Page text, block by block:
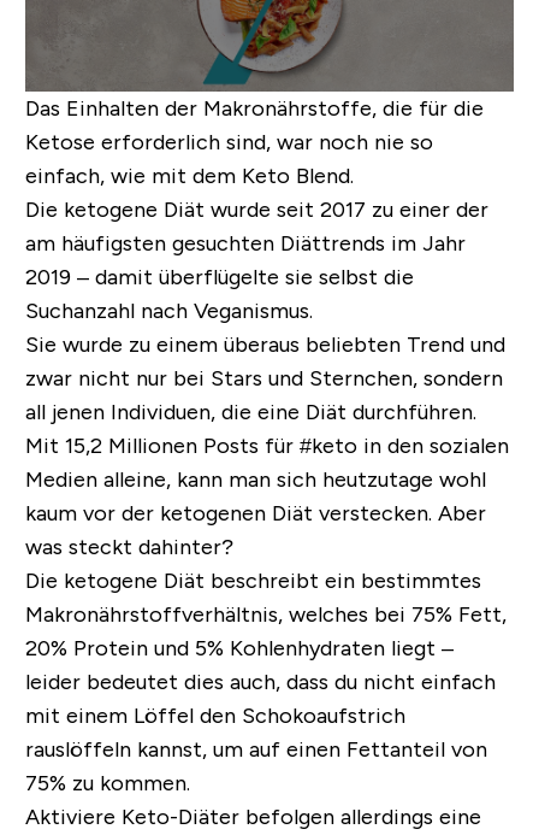
Das Einhalten der Makronährstoffe, die für die
Ketose erforderlich sind, war noch nie so
einfach, wie mit dem Keto Blend.
Die ketogene Diät wurde seit 2017 zu einer der
am häufigsten gesuchten Diättrends im Jahr
2019 – damit überflügelte sie selbst die
Suchanzahl nach Veganismus.
Sie wurde zu einem überaus beliebten Trend und
zwar nicht nur bei Stars und Sternchen, sondern
all jenen Individuen, die eine Diät durchführen.
Mit 15,2 Millionen Posts für #keto in den sozialen
Medien alleine, kann man sich heutzutage wohl
kaum vor der ketogenen Diät verstecken. Aber
was steckt dahinter?
Die ketogene Diät beschreibt ein bestimmtes
Makronährstoffverhältnis, welches bei 75% Fett,
20% Protein und 5% Kohlenhydraten liegt –
leider bedeutet dies auch, dass du nicht einfach
mit einem Löffel den Schokoaufstrich
rauslöffeln kannst, um auf einen Fettanteil von
75% zu kommen.
Aktiviere Keto-Diäter befolgen allerdings eine